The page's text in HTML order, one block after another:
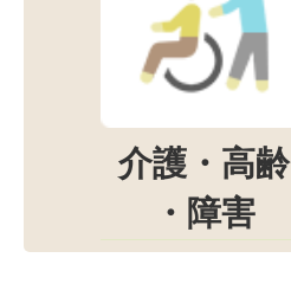
介護・高齢
・障害